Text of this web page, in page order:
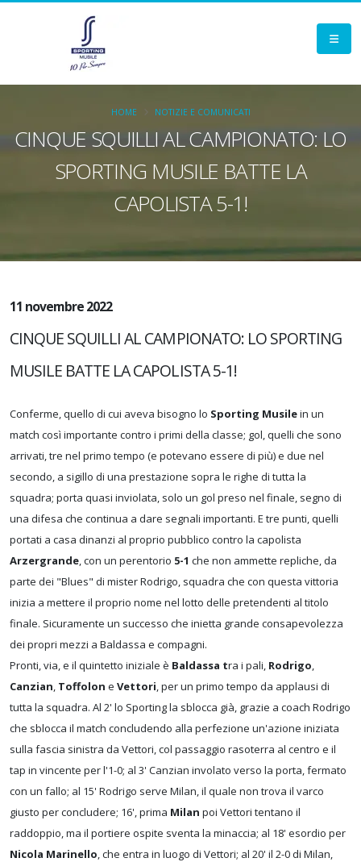
CINQUE SQUILLI AL CAMPIONATO: LO
SPORTING MUSILE BATTE LA
CAPOLISTA 5-1!
HOME NOTIZIE E COMUNICATI
11 novembre 2022
CINQUE SQUILLI AL CAMPIONATO: LO SPORTING
MUSILE BATTE LA CAPOLISTA 5-1!
Conferme, quello di cui aveva bisogno lo Sporting Musilein un
match così importante contro i primi della classe; gol, quelli che sono
arrivati, tre nel primo tempo (e potevano essere di più) e due nel
secondo, a sigillo di una prestazione sopra le righe di tutta la
squadra; porta quasi inviolata, solo un gol preso nel finale, segno di
una difesa che continua a dare segnali importanti. E tre punti, quelli
portati a casa dinanzi al proprio pubblico contro la capolista
Arzergrande, con un perentorio 5-1 che non ammette repliche, da
parte dei "Blues" di mister Rodrigo, squadra che con questa vittoria
inizia a mettere il proprio nome nel lotto delle pretendenti al titolo
finale. Sicuramente un successo che inietta grande consapevolezza
dei propri mezzi a Baldassa e compagni.
Pronti, via, e il quintetto iniziale è Baldassa tra i pali, Rodrigo,
Canzian, Toffolon e Vettori, per un primo tempo da applausi di
tutta la squadra. Al 2' lo Sporting la sblocca già, grazie a coach Rodrigo
che sblocca il match concludendo alla perfezione un'azione iniziata
sulla fascia sinistra da Vettori, col passaggio rasoterra al centro e il
tap in vincente per l'1-0; al 3' Canzian involato verso la porta, fermato
con un fallo; al 15' Rodrigo serve Milan, il quale non trova il varco
giusto per concludere; 16', prima Milan poi Vettori tentano il
raddoppio, ma il portiere ospite sventa la minaccia; al 18' esordio per
Nicola Marinello, che entra in luogo di Vettori; al 20' il 2-0 di Milan,